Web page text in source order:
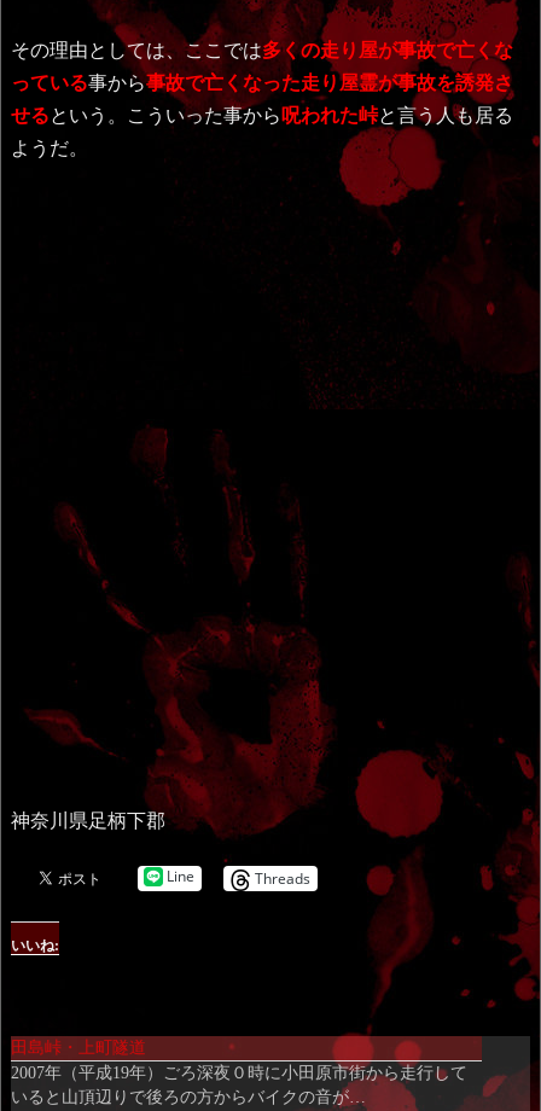
その理由としては、ここでは多くの走り屋が事故で亡くな
っている事から事故で亡くなった走り屋霊が事故を誘発さ
せるという。こういった事から 呪われた峠と言う人も居る
ようだ。
神奈川県足柄下郡
Line Threads
いいね:
田島峠・上町隧道
2007年（平成19年）ごろ深夜０時に小田原市街から走行して
いると山頂辺りで後ろの方からバイクの音が…